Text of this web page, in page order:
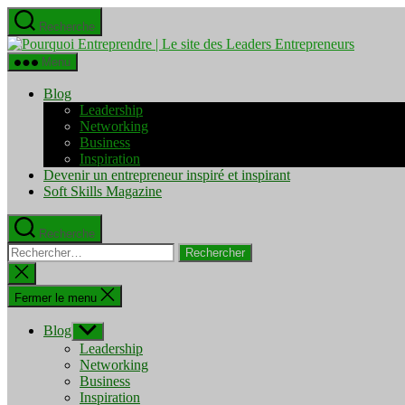
Aller
au
contenu
Recherche
Pourquoi
Menu
Blog
Leadership
Networking
Business
Inspiration
Devenir un entrepreneur inspiré et inspirant
Soft Skills Magazine
Recherche
Rechercher :
Fermer
la
recherche
Fermer le menu
Blog Afficher
le
sous-
menu
Leadership
Networking
Business
Inspiration